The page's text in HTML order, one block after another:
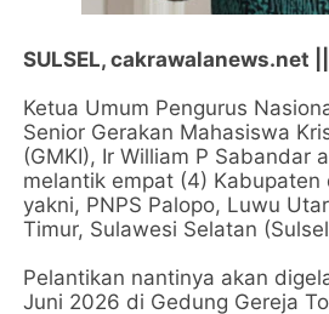
SULSEL, cakrawalanews.net ||
Ketua Umum Pengurus
Senior Gerakan Mahasiswa
(GMKI), Ir William P Sabandar
melantik empat (4) Kabupaten
yakni, PNPS Palopo, Luwu
Timur, Sulawesi Selatan
Pelantikan nantinya akan
Juni 2026 di Gedung Gereja